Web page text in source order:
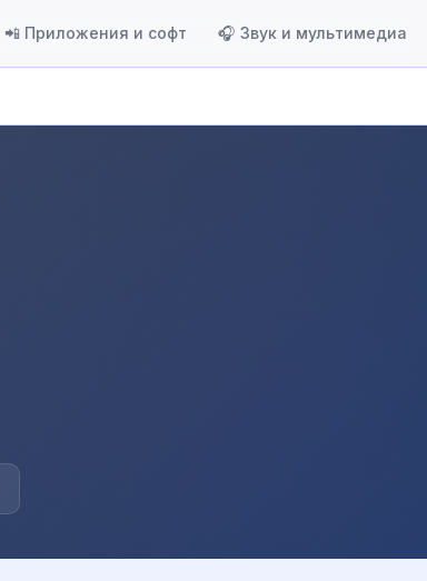
📲 Приложения и софт 🎧 Звук и мультимедиа